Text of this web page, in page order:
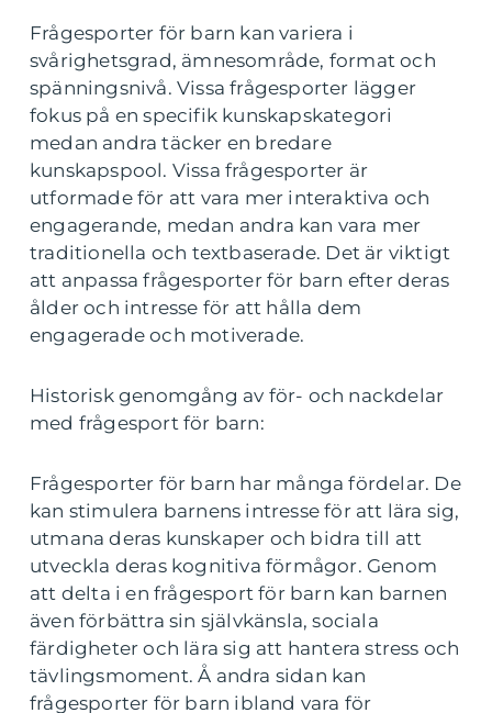
Frågesporter för barn kan variera i
svårighetsgrad, ämnesområde, format och
spänningsnivå. Vissa frågesporter lägger
fokus på en specifik kunskapskategori
medan andra täcker en bredare
kunskapspool. Vissa frågesporter är
utformade för att vara mer interaktiva och
engagerande, medan andra kan vara mer
traditionella och textbaserade. Det är viktigt
att anpassa frågesporter för barn efter deras
ålder och intresse för att hålla dem
engagerade och motiverade.
Historisk genomgång av för- och nackdelar
med frågesport för barn:
Frågesporter för barn har många fördelar. De
kan stimulera barnens intresse för att lära sig,
utmana deras kunskaper och bidra till att
utveckla deras kognitiva förmågor. Genom
att delta i en frågesport för barn kan barnen
även förbättra sin självkänsla, sociala
färdigheter och lära sig att hantera stress och
tävlingsmoment. Å andra sidan kan
frågesporter för barn ibland vara för